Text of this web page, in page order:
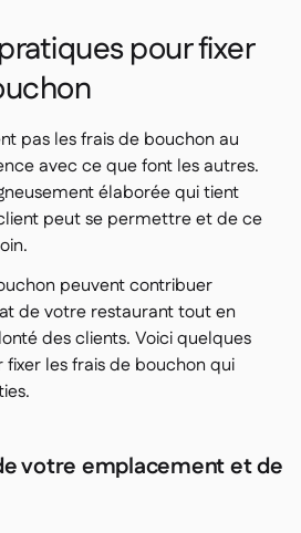
pour fixer
pas les frais de bouchon au
avec ce que font les autres.
élaborée qui tient
peut se permettre et de ce
peuvent contribuer
de votre restaurant tout en
des clients. Voici quelques
les frais de bouchon qui
votre emplacement et de